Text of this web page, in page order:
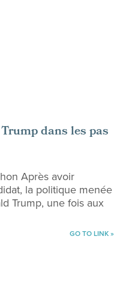
dans les pas
Après avoir
la politique menée
Trump, une fois aux
GO TO LINK »